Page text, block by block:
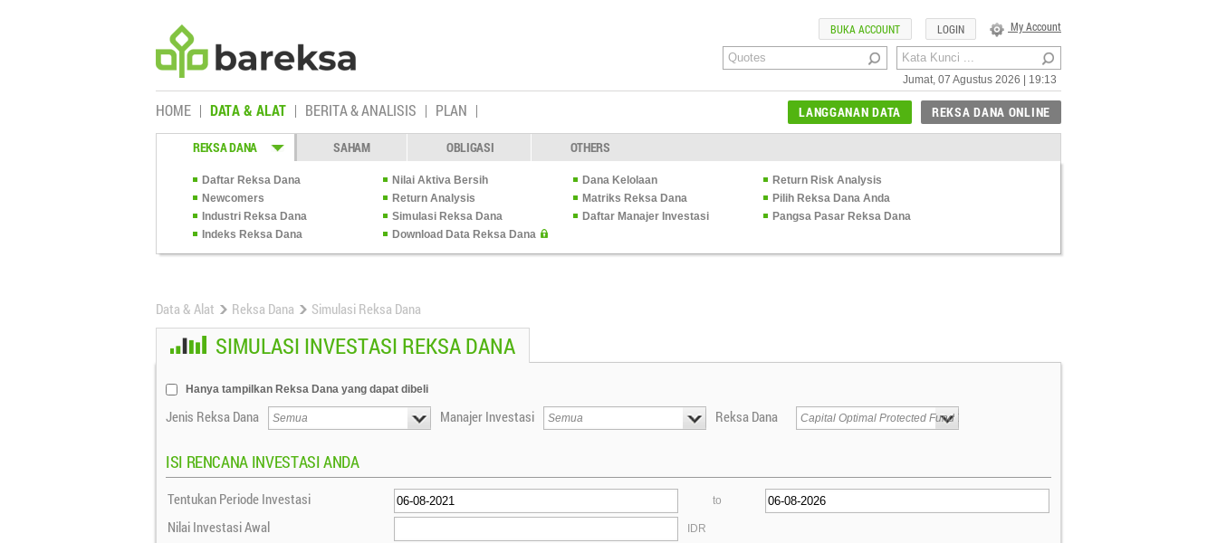
Jumat, 07 Agustus 2026 | 19:13
My Account
LOGIN
BUKA ACCOUNT
HOME DATA & ALAT BERITA & ANALISIS PLAN REKSA DANA ONLINE
LANGGANAN DATA
REKSA DANA SAHAM OBLIGASI OTHERS
Daftar Reksa Dana Nilai Aktiva Bersih Dana Kelolaan
Return Risk Analysis
Newcomers
Return Analysis Matriks Reksa Dana
Pilih Reksa Dana Anda
Industri Reksa Dana
Simulasi Reksa Dana Daftar Manajer Investasi
Pangsa Pasar Reksa Dana
Indeks Reksa Dana
Download Data Reksa Dana
Data & Alat Reksa Dana Simulasi Reksa Dana
SIMULASI INVESTASI REKSA DANA
Hanya tampilkan Reksa Dana yang dapat dibeli
Jenis Reksa Dana Manajer Investasi Reksa Dana
ISI RENCANA INVESTASI ANDA
Tentukan Periode Investasi to
Nilai Investasi Awal IDR